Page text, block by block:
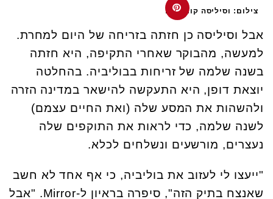
צילום: וסיליסה קומרובה
אבל וסיליסה כן חזתה בזריחה של היום למחרת.
למעשה, מהבוקר שאחרי התקיפה, היא חזתה
בשנה שלמה של זריחות בבוליביה. בהחלטה
יוצאת דופן, היא התעקשה להישאר במדינה הזרה
ולהשהות את המסע שלה (ואת החיים עצמם)
לשנה שלמה, כדי לראות את התוקפים שלה
נעצרים, מורשעים ונשלחים לכלא.
"ייעצו לי לעזוב את בוליביה, כי אף אחד לא חשב
שאנצח בתיק הזה", סיפרה בראיון ל-Mirror. "אבל